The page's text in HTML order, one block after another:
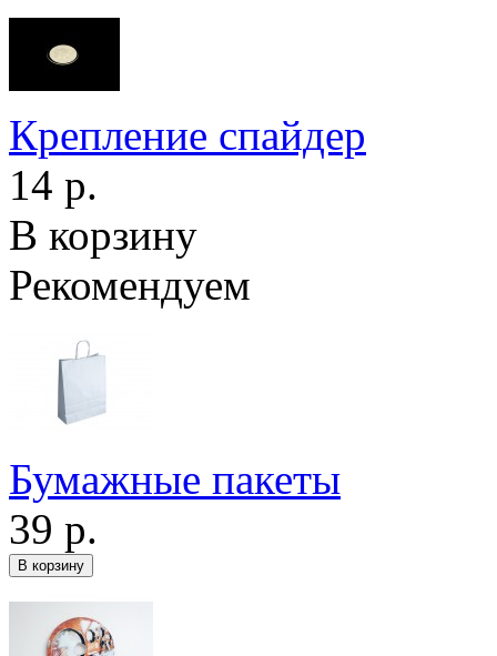
Крепление спайдер
14 р.
В корзину
Рекомендуем
Бумажные пакеты
39 р.